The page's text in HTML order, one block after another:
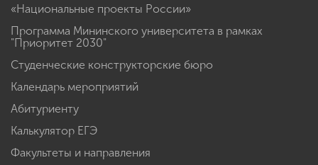
«Национальные проекты России»
Программа Мининского университета в рамках
"Приоритет 2030"
Студенческие конструкторские бюро
Календарь мероприятий
Абитуриенту
Калькулятор ЕГЭ
Факультеты и направления